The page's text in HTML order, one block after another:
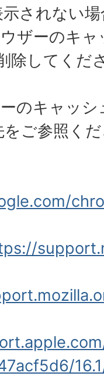
されない
ザーのキ
除してくだ
のキャッ
ご参照く